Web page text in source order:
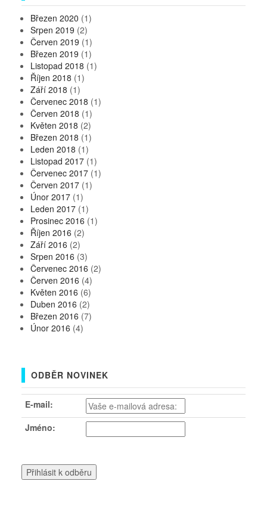
Březen 2020 (1)
Srpen 2019 (2)
Červen 2019 (1)
Březen 2019 (1)
Listopad 2018 (1)
Říjen 2018 (1)
Září 2018 (1)
Červenec 2018 (1)
Červen 2018 (1)
Květen 2018 (2)
Březen 2018 (1)
Leden 2018 (1)
Listopad 2017(1)
Červenec 2017(1)
Červen 2017(1)
Únor 2017(1)
Leden 2017(1)
Prosinec 2016 (1)
Říjen 2016 (2)
Září 2016 (2)
Srpen 2016 (3)
Červenec 2016 (2)
Červen 2016 (4)
Květen 2016 (6)
Duben 2016 (2)
Březen 2016 (7)
Únor 2016 (4)
ODBĚR NOVINEK
E-mail:
Jméno: